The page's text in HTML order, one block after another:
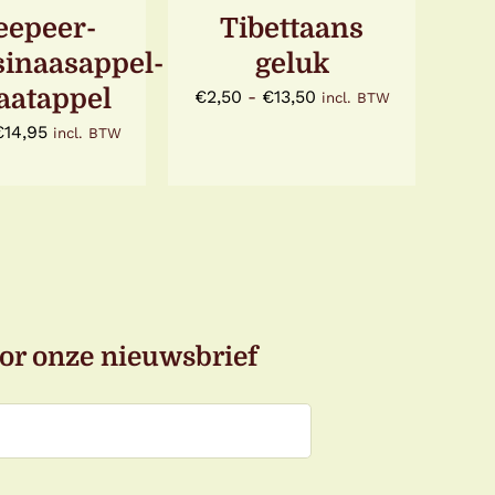
14,95Prijsklasse:
incl. BTW
KAN
GEKOZEN
WORDEN
OP
DE
Tibettaans
geluk
€2,50 - €13,50Prijsklasse:
incl. BTW
onze nieuwsbrief